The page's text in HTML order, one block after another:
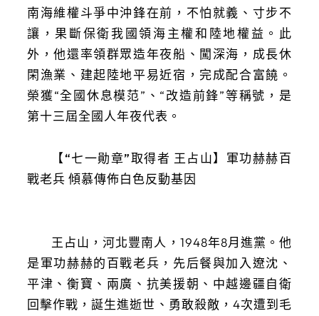
南海維權斗爭中沖鋒在前，不怕就義、寸步不
讓，果斷保衛我國領海主權和陸地權益。此
外，他還率領群眾造年夜船、闖深海，成長休
閑漁業、建起陸地平易近宿，完成配合富饒。
榮獲“全國休息模范”、“改造前鋒”等稱號，是
第十三屆全國人年夜代表。
【“七一勛章”取得者 王占山】軍功赫赫百
戰老兵 傾慕傳佈白色反動基因
王占山，河北豐南人，1948年8月進黨。他
是軍功赫赫的百戰老兵，先后餐與加入遼沈、
平津、衡寶、兩廣、抗美援朝、中越邊疆自衛
回擊作戰，誕生進逝世、勇敢殺敵，4次遭到毛